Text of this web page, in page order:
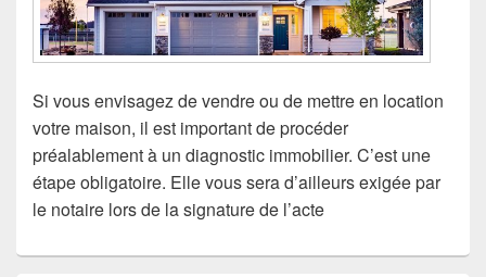
Si vous envisagez de vendre ou de mettre en location
votre maison, il est important de procéder
préalablement à un diagnostic immobilier. C’est une
étape obligatoire. Elle vous sera d’ailleurs exigée par
le notaire lors de la signature de l’acte